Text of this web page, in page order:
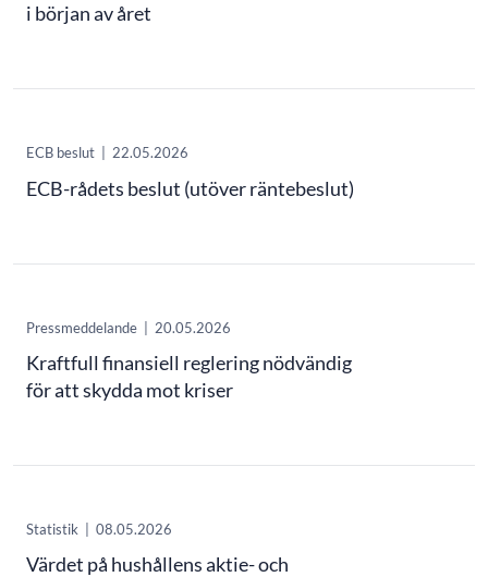
i början av året
ECB beslut 22.05.2026
ECB-rådets beslut (utöver räntebeslut)
Pressmeddelande | 20.05.2026
Kraftfull finansiell reglering nödvändig
för att skydda mot kriser
Statistik 08.05.2026
Värdet på hushållens aktie- och